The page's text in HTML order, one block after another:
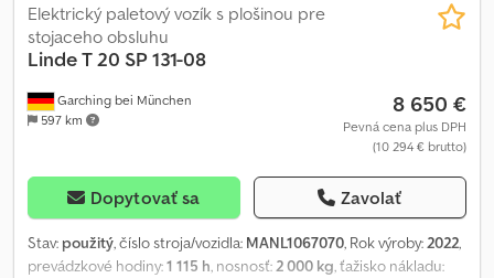
Garching bei München
597 km
Elektrický paletový vozík s plošinou pre
stojaceho obsluhu
LindeT 20 SP 131-08
8 650 €
Pevná cena plus DPH
(10 294 € brutto)
Dopytovať sa Zavolať
Stav: použitý, číslo stroja/vozidla: MANL1067070, Rok výroby:2022,
prevádzkové hodiny:1 115 h, nosnosť:2 000 kg, ťažisko nákladu: